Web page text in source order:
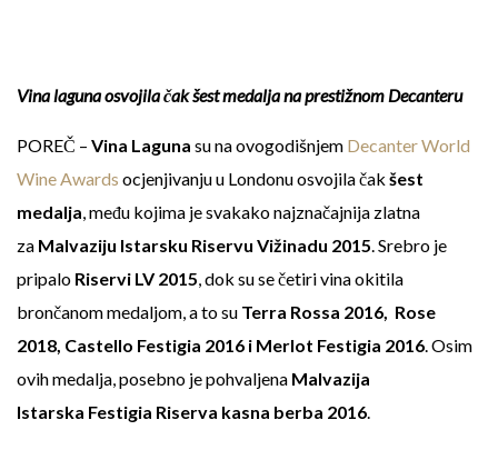
Vina laguna osvojila čak šest medalja na prestižnom Decanteru
POREČ – Vina Laguna su na ovogodišnjem Decanter World
Wine Awards ocjenjivanju u Londonu osvojila čak šest
medalja, među kojima je svakako najznačajnija zlatna
za Malvaziju Istarsku Riservu Vižinadu 2015. Srebro je
pripalo Riservi LV 2015, dok su se četiri vina okitila
brončanom medaljom, a to su Terra Rossa 2016, Rose
2018, Castello Festigia 2016 i Merlot Festigia 2016. Osim
ovih medalja, posebno je pohvaljena Malvazija
Istarska Festigia Riserva kasna berba 2016.